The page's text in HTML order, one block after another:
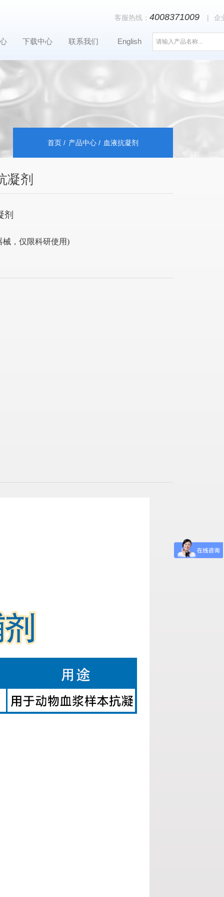
下载中心 联系我们 English
客服热线： 4008371009 | 企
首页 产品中心 血液抗凝剂
凝剂
剂
械，仅限科研使用)